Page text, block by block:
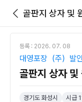
골판지 상자 및
등록 : 2026. 07. 08
대영포장（주）발
골판지 상자 및
경기도 화성시
시급